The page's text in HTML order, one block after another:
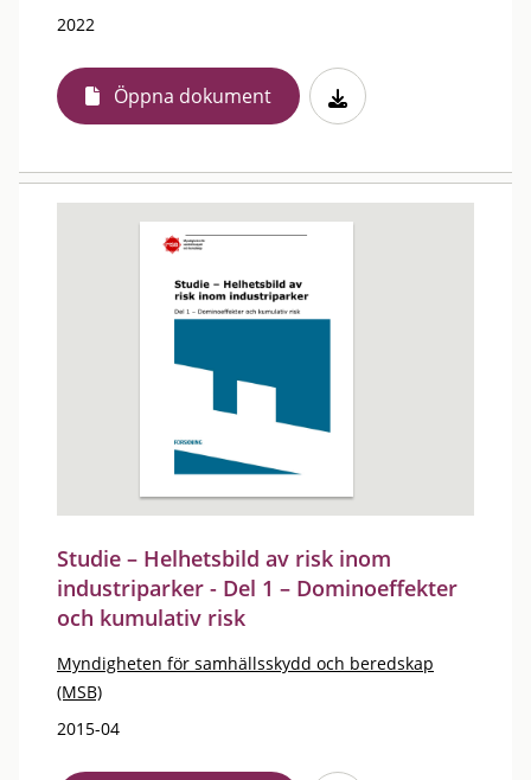
2022
Öppna dokument
Studie – Helhetsbild av risk inom
industriparker - Del 1 – Dominoeffekter
och kumulativ risk
Myndigheten för samhällsskydd och beredskap
(MSB)
2015-04